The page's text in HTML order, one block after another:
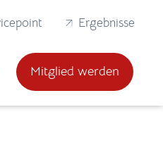
Ergebnisse
Mitglied werden